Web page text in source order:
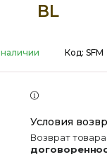
BL
Код: SFM
возврат